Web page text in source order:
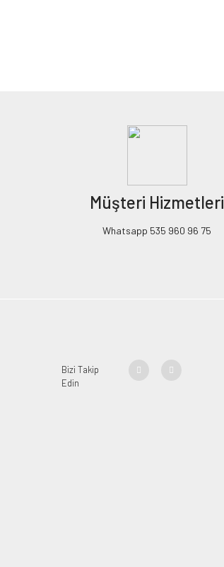
Müşteri Hizmetleri
Whatsapp 535 960 96 75
Bizi Takip
Edin